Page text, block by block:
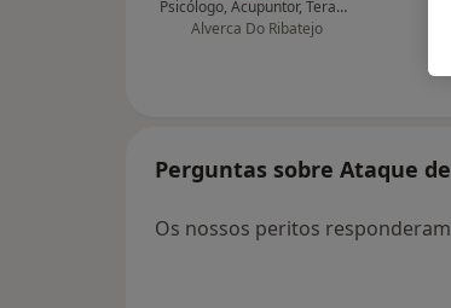
Psicólogo, Acupuntor, Terapeuta alternativo
Alverca Do Ribatejo
Perguntas sobre Ataque
Os nossos peritos